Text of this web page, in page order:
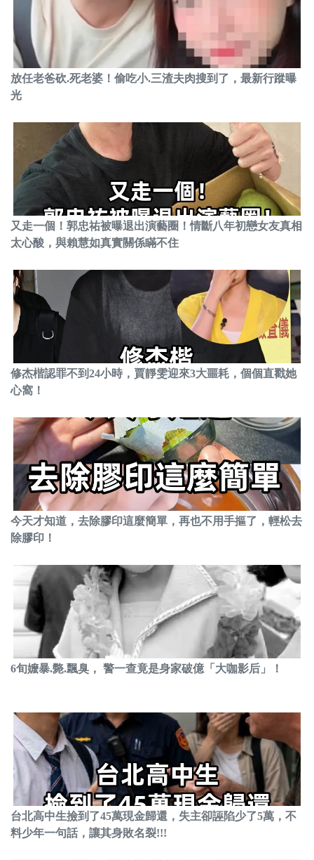
放任老爸砍.死老婆！偷吃小.三渣夫肉搜到了，最新行蹤曝
光
又走一個！郭忠祐被曝退出演藝圈！情斷八年初戀女友真相
太心酸，與賴慧如真實關係瞞不住
修杰楷認罪不到24小時，賈靜雯迎來3大噩耗，個個直戳她
心窩！
今天才知道，去除膠印這麼簡單，再也不用手摳了，輕松去
除膠印！
6旬嬤暴.斃.飄臭， 警一查竟是身家破億「大咖影后」！
台北高中生撿到了45萬現金歸還，失主卻誣陷少了5萬，不
料少年一句話，讓其身敗名裂!!!